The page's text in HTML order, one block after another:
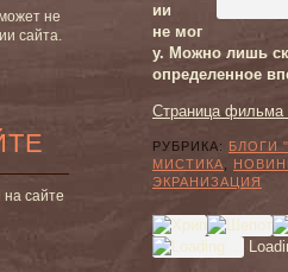
не
сайта.
сайте
ии
не мог
у. Можно лишь
определенное
Страница
РУБРИКА: БЛОГИ
МИСТИКА
ЭКРАНИЗАЦИЯ